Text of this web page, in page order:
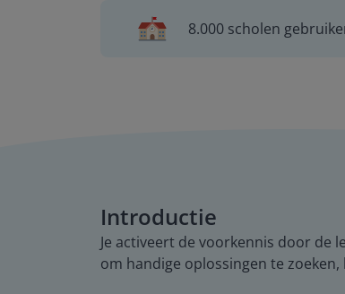
8.000 scholen
Introductie
Je activeert de voorkennis door de
om handige oplossingen te